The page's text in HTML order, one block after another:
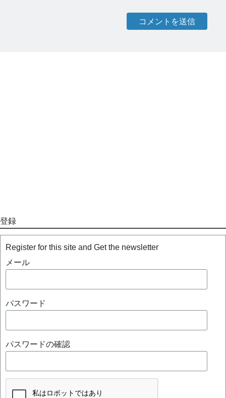
登録
Register for this site and Get the newsletter
メール
パスワード
パスワードの確認